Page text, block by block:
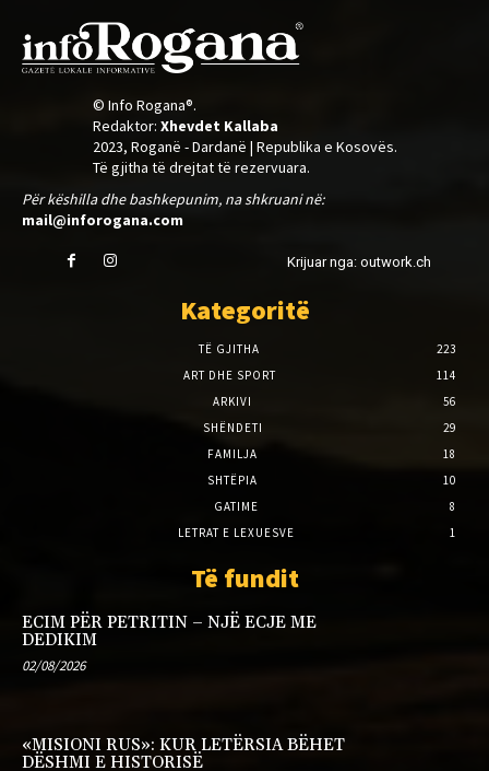
© Info Rogana®.
Redaktor: Xhevdet Kallaba
2023, Roganë - Dardanë | Republika e Kosovës.
Të gjitha të drejtat të rezervuara.
Për këshilla dhe bashkepunim, na shkruani në:
mail@inforogana.com
Krijuar nga: outwork.ch
Kategoritë
TË GJITHA
223
ART DHE SPORT
114
ARKIVI
56
SHËNDETI
29
FAMILJA
18
SHTËPIA
10
GATIME
8
LETRAT E LEXUESVE
1
Të fundit
ECIM PËR PETRITIN – NJË ECJE ME
DEDIKIM
02/08/2026
«MISIONI RUS»: KUR LETËRSIA BËHET
DËSHMI E HISTORISË